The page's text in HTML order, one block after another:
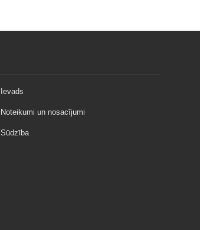
Ievads
Noteikumi un nosacījumi
Sūdzība